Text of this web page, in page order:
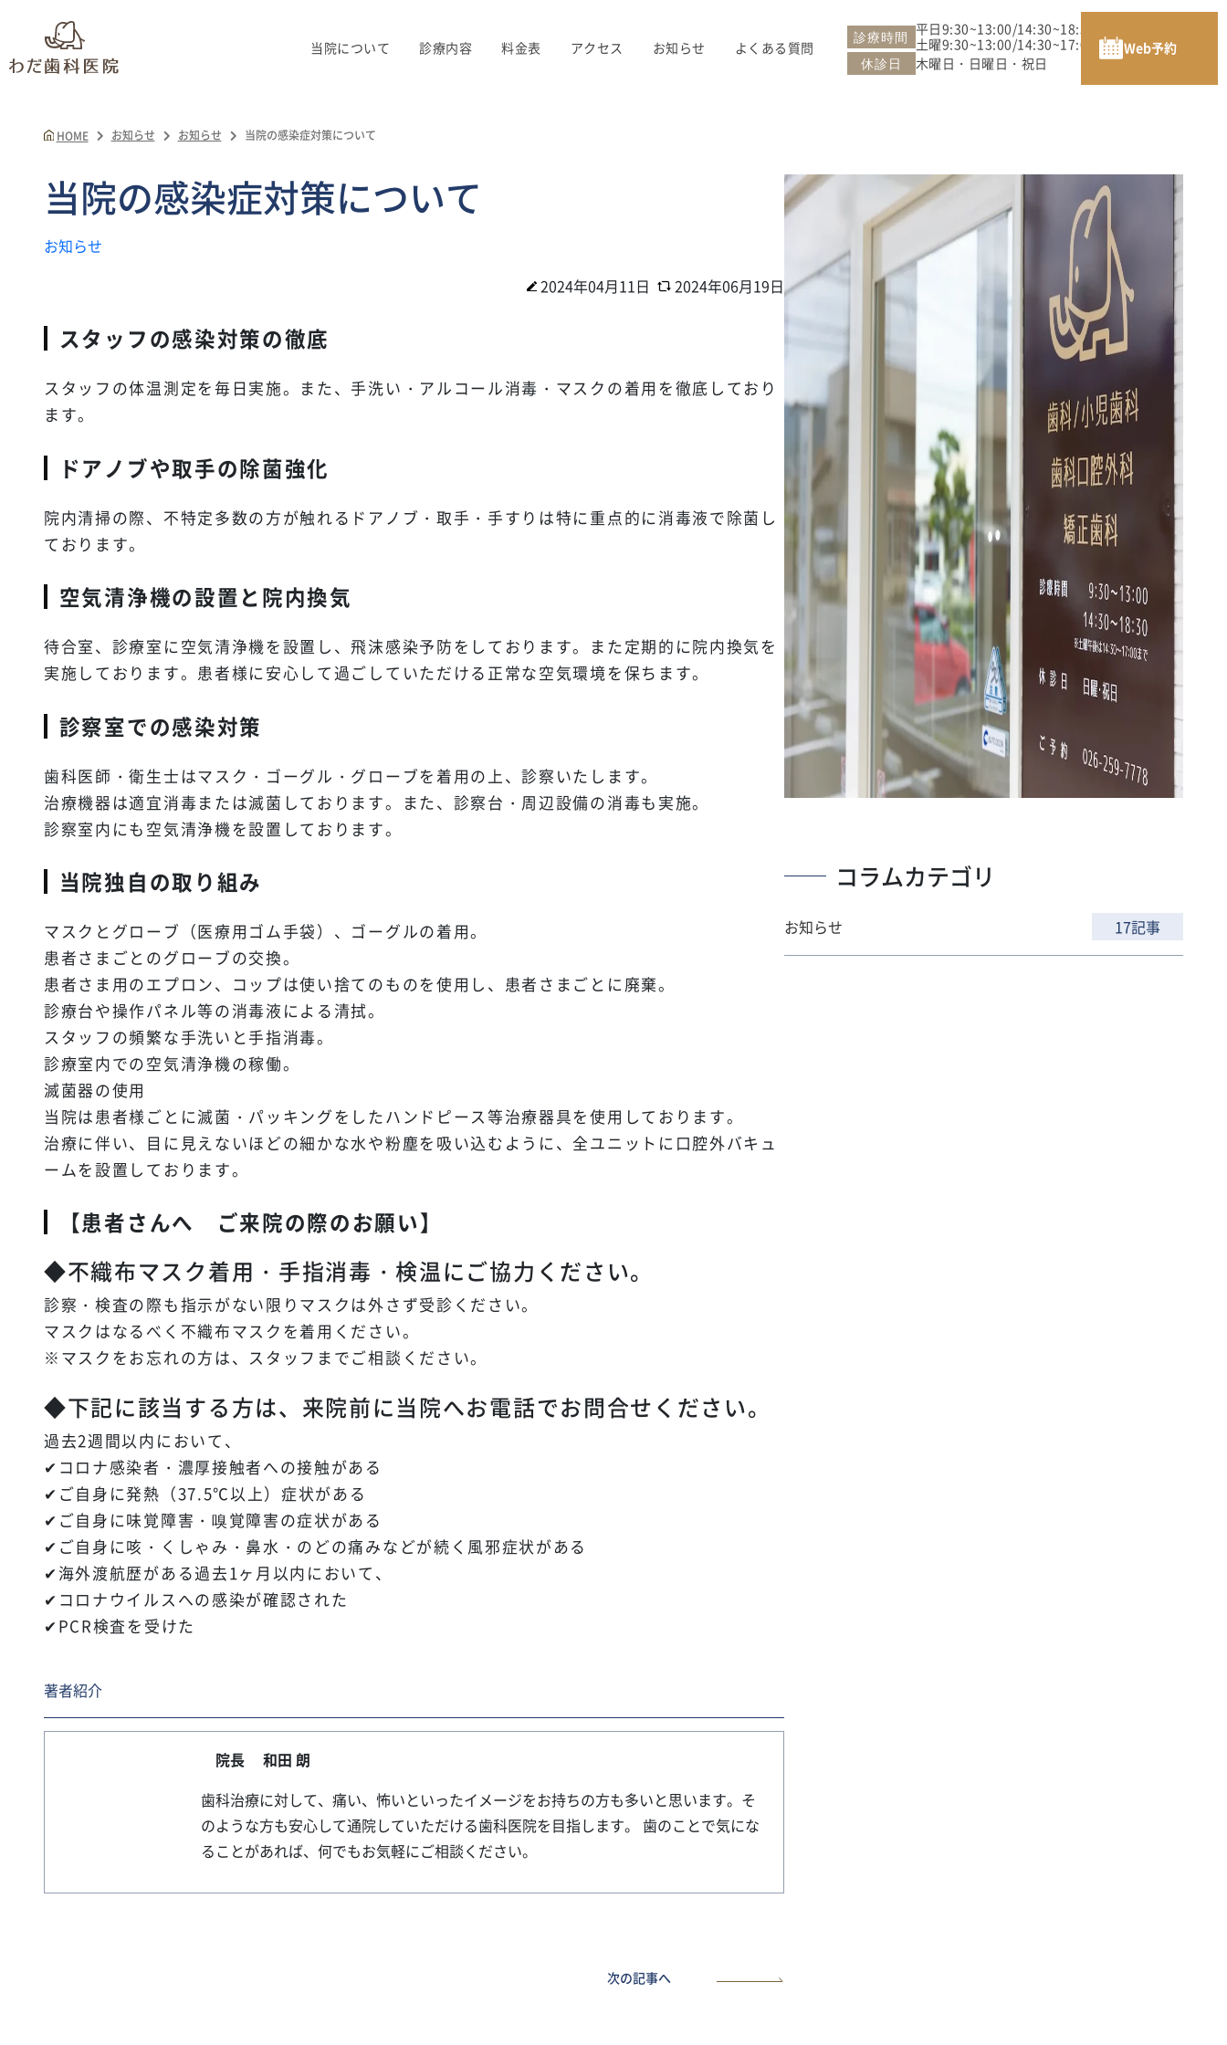
当院について 診療内容 料金表 アクセス お知らせ よくある質問
診療時間 平日9:30~13:00/14:30~18:30
土曜9:30~13:00/14:30~17:00
休診日 木曜日・日曜日・祝日
Web予約
HOME お知らせ お知らせ 当院の感染症対策について
当院の感染症対策について
お知らせ
2024年04月11日
2024年06月19日
スタッフの感染対策の徹底
スタッフの体温測定を毎日実施。また、手洗い・アルコール消毒・マスクの着用を徹底しており
ます。
ドアノブや取手の除菌強化
院内清掃の際、不特定多数の方が触れるドアノブ・取手・手すりは特に重点的に消毒液で除菌し
ております。
空気清浄機の設置と院内換気
待合室、診療室に空気清浄機を設置し、飛沫感染予防をしております。また定期的に院内換気を
実施しております。患者様に安心して過ごしていただける正常な空気環境を保ちます。
診察室での感染対策
歯科医師・衛生士はマスク・ゴーグル・グローブを着用の上、診察いたします。
治療機器は適宜消毒または滅菌しております。また、診察台・周辺設備の消毒も実施。
診察室内にも空気清浄機を設置しております。
当院独自の取り組み
マスクとグローブ（医療用ゴム手袋）、ゴーグルの着用。
患者さまごとのグローブの交換。
患者さま用のエプロン、コップは使い捨てのものを使用し、患者さまごとに廃棄。
診療台や操作パネル等の消毒液による清拭。
スタッフの頻繁な手洗いと手指消毒。
診療室内での空気清浄機の稼働。
滅菌器の使用
当院は患者様ごとに滅菌・パッキングをしたハンドピース等治療器具を使用しております。
治療に伴い、目に見えないほどの細かな水や粉塵を吸い込むように、全ユニットに口腔外バキュ
ームを設置しております。
【患者さんへ ご来院の際のお願い】
◆不織布マスク着用・手指消毒・検温にご協力ください。
診察・検査の際も指示がない限りマスクは外さず受診ください。
マスクはなるべく不織布マスクを着用ください。
※マスクをお忘れの方は、スタッフまでご相談ください。
◆下記に該当する方は、来院前に当院へお電話でお問合せください。
過去2週間以内において、
✔︎コロナ感染者・濃厚接触者への接触がある
✔︎ご自身に発熱（37.5℃以上）症状がある
✔︎ご自身に味覚障害・嗅覚障害の症状がある
✔︎ご自身に咳・くしゃみ・鼻水・のどの痛みなどが続く風邪症状がある
✔︎海外渡航歴がある過去1ヶ月以内において、
✔︎コロナウイルスへの感染が確認された
✔︎PCR検査を受けた
著者紹介
院長
和田 朗
歯科治療に対して、痛い、怖いといったイメージをお持ちの方も多いと思います。そ
のような方も安心して通院していただける歯科医院を目指します。 歯のことで気にな
ることがあれば、何でもお気軽にご相談ください。
次の記事へ
コラムカテゴリ
お知らせ 17記事